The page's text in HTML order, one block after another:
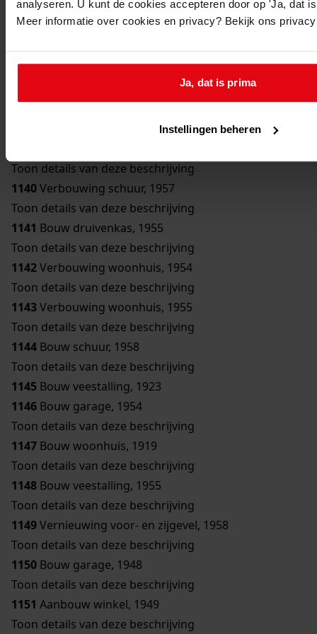
analyseren. U kunt de cookies accepteren door op 'Ja, dat
Meer informatie over cookies en privacy? Bekijk ons
Ja, dat is prima
Instellingen beheren
Toon details van deze beschrijving
1136Bouw bergplaats, 1950
Toon details van deze beschrijving
1137Bouw schuur, 1951
Toon details van deze beschrijving
Toon details van deze beschrijving
Toon details van deze beschrijving
1140Verbouwing schuur, 1957
Toon details van deze beschrijving
1141 Bouw druivenkas, 1955
Toon details van deze beschrijving
1142Verbouwing woonhuis, 1954
Toon details van deze beschrijving
1143Verbouwing woonhuis, 1955
Toon details van deze beschrijving
1144 Bouw schuur, 1958
Toon details van deze beschrijving
1145 Bouw veestalling, 1923
1146 Bouw garage, 1954
Toon details van deze beschrijving
1147 Bouw woonhuis, 1919
Toon details van deze beschrijving
1148 Bouw veestalling, 1955
Toon details van deze beschrijving
1149Vernieuwing voor- en zijgevel, 1958
Toon details van deze beschrijving
1150 Bouw garage, 1948
Toon details van deze beschrijving
1151 Aanbouw winkel, 1949
Toon details van deze beschrijving